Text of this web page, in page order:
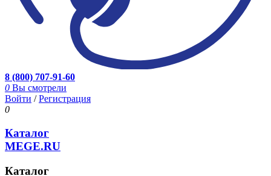
8 (800) 707-91-60
0 Вы смотрели
Войти /Регистрация
0
Каталог
MEGE.RU
Каталог